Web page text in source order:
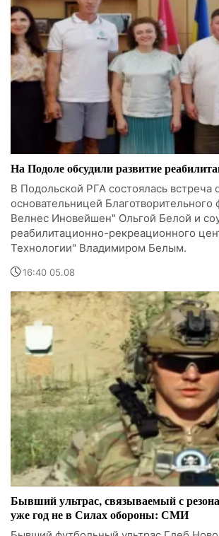
На Подоле обсудили развитие
В Подольской РГА состоялась встреча
основательницей
Велнес Иновейшен" Ольгой Белой и
реабилитационно-рекреационного
Технологии" Владимиром Белым.
16:40 05.08
Бывший ультрас, связываемый с
уже год не в Силах обороны: СМИ